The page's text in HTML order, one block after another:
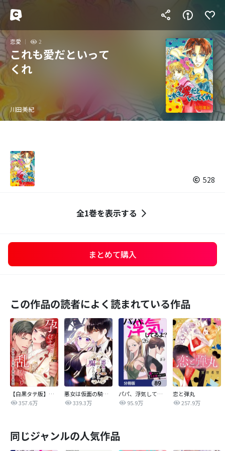
恋愛 2
これも愛だといって
くれ
川田美紀
528
全1巻を表示する
まとめて購入
この作品の読者によく読まれている作品
【白黒タテ版】孕むまで乱れいけ～身代わり花嫁と軍服の猛愛
357.6万
悪女は仮面の騎士に騙されない
339.3万
パパ、浮気してるよ？娘と二人でクズ夫を捨てます【分冊版】
95.9万
恋と弾丸
257.9万
同じジャンルの人気作品